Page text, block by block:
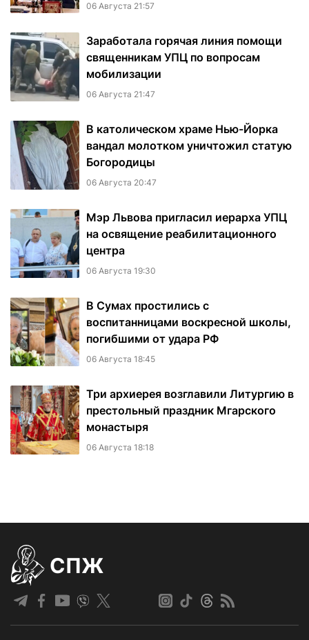
06 Августа 21:57
Заработала горячая линия помощи
священникам УПЦ по вопросам
мобилизации
06 Августа 21:47
В католическом храме Нью-Йорка
вандал молотком уничтожил статую
Богородицы
06 Августа 20:47
Мэр Львова пригласил иерарха УПЦ
на освящение реабилитационного
центра
06 Августа 19:30
В Сумах простились с
воспитанницами воскресной школы,
погибшими от удара РФ
06 Августа 18:45
Три архиерея возглавили Литургию в
престольный праздник Мгарского
монастыря
06 Августа 18:18
СПЖ